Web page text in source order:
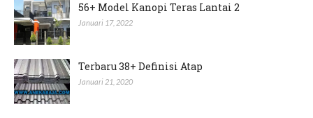
56+ Model Kanopi Teras Lantai 2
Januari 17, 2022
Terbaru 38+ Definisi Atap
Januari 21, 2020